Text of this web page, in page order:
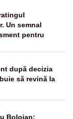
Un semnal
pentru
după decizia
să revină la
Bolojan: